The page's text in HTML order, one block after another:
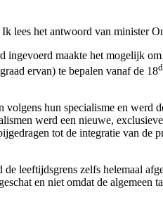
Ik lees het antwoord van minister
ingevoerd maakte het mogelijk
ervan) te bepalen vanaf de 18
hun specialisme en werd
werd een nieuwe,
tot de integratie van de
leeftijdsgrens zelfs helemaal
en niet omdat de algemeen